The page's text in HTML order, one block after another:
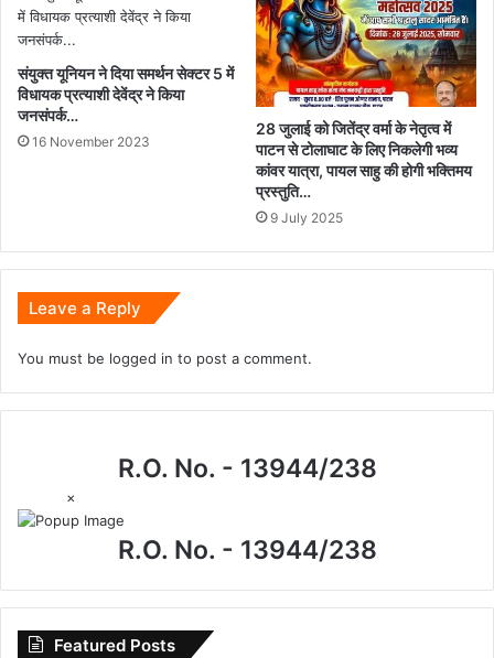
संयुक्त यूनियन ने दिया समर्थन सेक्टर 5 में
विधायक प्रत्याशी देवेंद्र ने किया
जनसंपर्क…
16 November 2023
28 जुलाई को जितेंद्र वर्मा के नेतृत्व में
पाटन से टोलाघाट के लिए निकलेगी भव्य
कांवर यात्रा, पायल साहु की होगी भक्तिमय
प्रस्तुति…
9 July 2025
Leave a Reply
You must be logged in to post a comment.
R.O. No. - 13944/238
×
R.O. No. - 13944/238
Featured Posts